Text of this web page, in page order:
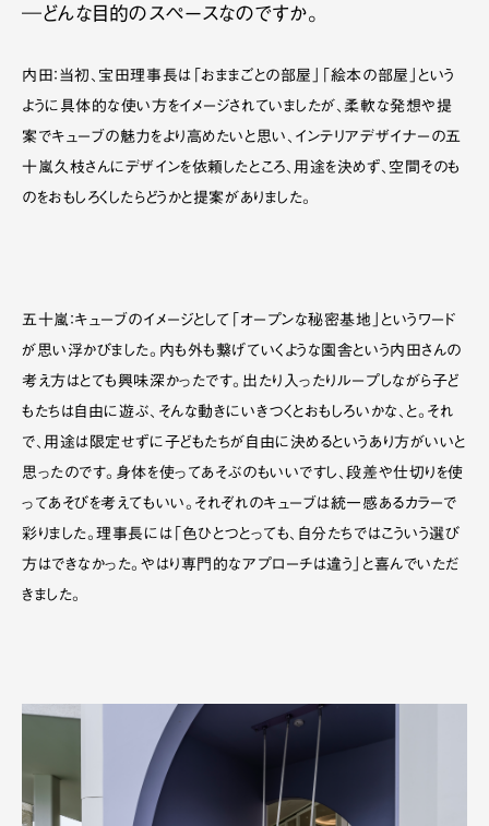
―どんな目的のスペースなのですか。
内田：当初、宝田理事長は「おままごとの部屋」「絵本の部屋」という
ように具体的な使い方をイメージされていましたが、柔軟な発想や提
案でキューブの魅力をより高めたいと思い、インテリアデザイナーの五
十嵐久枝さんにデザインを依頼したところ、用途を決めず、空間そのも
のをおもしろくしたらどうかと提案がありました。
五十嵐：キューブのイメージとして「オープンな秘密基地」というワード
が思い浮かびました。内も外も繋げていくような園舎という内田さんの
考え方はとても興味深かったです。出たり入ったりループしながら子ど
もたちは自由に遊ぶ、そんな動きにいきつくとおもしろいかな、と。それ
で、用途は限定せずに子どもたちが自由に決めるというあり方がいいと
思ったのです。身体を使ってあそぶのもいいですし、段差や仕切りを使
ってあそびを考えてもいい。それぞれのキューブは統一感あるカラーで
彩りました。理事長には「色ひとつとっても、自分たちではこういう選び
方はできなかった。やはり専門的なアプローチは違う」と喜んでいただ
きました。